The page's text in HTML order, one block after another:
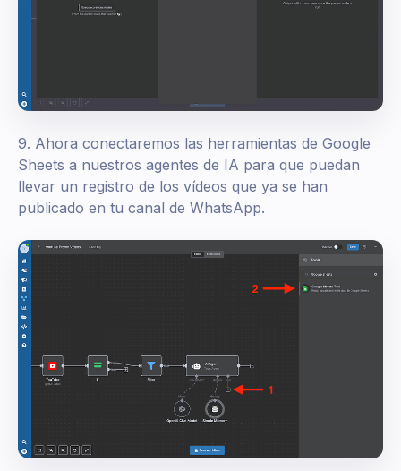
9. Ahora conectaremos las herramientas de Google
Sheets a nuestros agentes de IA para que puedan
llevar un registro de los vídeos que ya se han
publicado en tu canal de WhatsApp.